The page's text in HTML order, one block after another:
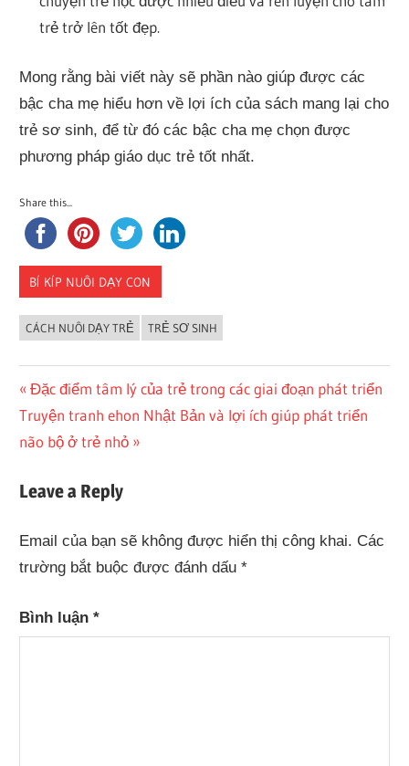
trẻ trở lên tốt đẹp.
Mong rằng bài viết này sẽ phần nào giúp được các
bậc cha mẹ hiểu hơn về lợi ích của sách mang lại cho
trẻ sơ sinh, để từ đó các bậc cha mẹ chọn được
phương pháp giáo dục trẻ tốt nhất.
Share this...
BÍ KÍP NUÔI DẠY CON
CÁCH NUÔI DẠY TRẺ TRẺ SƠ SINH
Điều
hướng
viết
Previous
Post:
Đặc điểm tâm lý của trẻ trong các giai đoạn phát triển
Next
Post:
Truyện tranh ehon Nhật Bản và lợi ích giúp phát triển
não bộ ở trẻ nhỏ
Leave a Reply
Email của bạn sẽ không được hiển thị công khai. Các
trường bắt buộc được đánh dấu*
Bình luận*